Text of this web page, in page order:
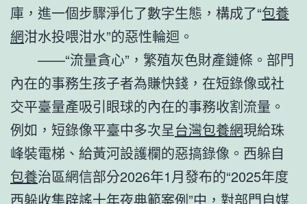
庫，進一個步驟淨化了數字生態，構成了“包養
網泔水投喂泔水”的惡性輪迴。
——“流量貪心”，繁殖灰色財產鏈條。部門
內在的事務生孩子者為賺快錢，在短錄像或社
交平臺量產吸引眼球的內在的事務收割流量。
例如，短錄像平臺中多次呈台灣包養網現給珠
峰裝電梯、給黃河設護欄的惡搞錄像。西躲自
包養治區網信部分2026年1月發布的“2025年度
西躲收集辟謠十年夜典範案例”中，對部門自媒